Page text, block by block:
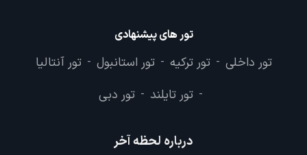
تور های پیشنهادی
تور داخلی - تور ترکیه - تور استانبول - تور آنتالیا
- تور تایلند - تور دبی
درباره لحظه آخر